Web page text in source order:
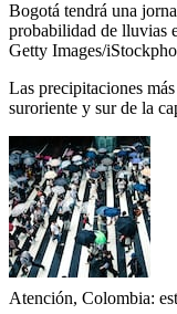
Bogotá tendrá una
probabilidad de lluvias
Getty Images/
Las precipitaciones
suroriente y sur de la
Atención, Colombia: